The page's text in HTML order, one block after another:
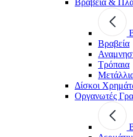
Βραβεία
Τρόπαια
Δίσκοι
Οργανωτές